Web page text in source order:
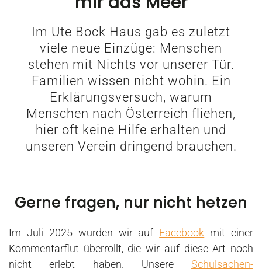
Im Ute Bock Haus gab es zuletzt
viele neue Einzüge: Menschen
stehen mit Nichts vor unserer Tür.
Familien wissen nicht wohin. Ein
Erklärungsversuch, warum
Menschen nach Österreich fliehen,
hier oft keine Hilfe erhalten und
unseren Verein dringend brauchen.
Gerne fragen, nur nicht hetzen
Im Juli 2025 wurden wir auf Facebook mit einer
Kommentarflut überrollt, die wir auf diese Art noch
nicht erlebt haben. Unsere Schulsachen-